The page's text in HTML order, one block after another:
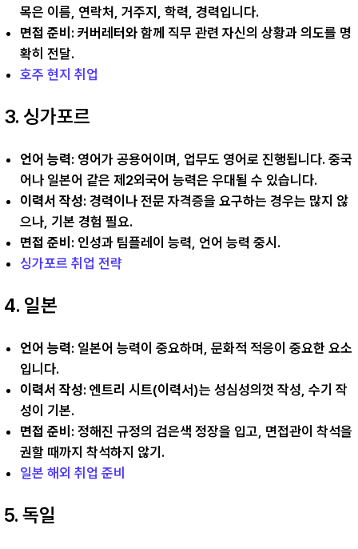
목은 이름, 연락처, 거주지, 학력, 경력입니다.
면접 준비 : 커버레터와 함께 직무 관련 자신의 상황과 의도를 명
확히 전달.
호주 현지 취업
3. 싱가포르
언어 능력: 영어가 공용어이며, 업무도 영어로 진행됩니다. 중국
어나 일본어 같은 제2외국어 능력은 우대될 수 있습니다.
이력서 작성: 경력이나 전문 자격증을 요구하는 경우는 많지 않
으나, 기본 경험 필요.
면접 준비 : 인성과 팀플레이 능력, 언어 능력 중시.
싱가포르 취업 전략
4. 일본
언어 능력: 일본어 능력이 중요하며, 문화적 적응이 중요한 요소
입니다.
이력서 작성: 엔트리 시트(이력서)는 성심성의껏 작성, 수기 작
성이 기본.
면접 준비 : 정해진 규정의 검은색 정장을 입고, 면접관이 착석을
권할 때까지 착석하지 않기.
일본 해외 취업 준비
5. 독일